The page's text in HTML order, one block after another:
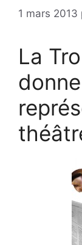
1 mars 2013
La